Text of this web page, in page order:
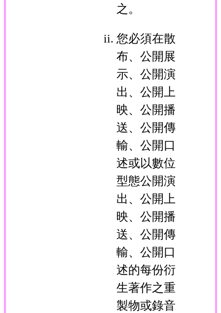
之。
您必須在散
布、公開展
示、公開演
出、公開上
映、公開播
送、公開傳
輸、公開口
述或以數位
型態公開演
出、公開上
映、公開播
送、公開傳
輸、公開口
述的每份衍
生著作之重
製物或錄音